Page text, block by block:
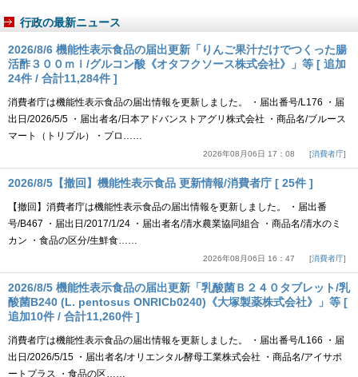
行政の最新ニュース
2026/8/6 機能性表示食品の届出更新「りんご果汁だけでつくった腸
活酢３００ｍｌ/グルコン酸《オタフクソース株式会社》」等 [ 追加
24件 / 合計11,284件 ]
消費者庁は機能性表示食品の届出情報を更新しました。 ・届出番号/L176 ・届
出日/2026/5/5 ・届出者名/日本アドバンストアグリ株式会社 ・商品名/ブルース
マート（トリプル）・プロ……
2026年08月06日 17：08 消費者庁
2026/8/5【撤回】機能性表示食品 更新情報/消費者庁 [ 25件 ]
【撤回】消費者庁は機能性表示食品の届出情報を更新しました。 ・届出番
号/B467 ・届出日/2017/1/24 ・届出者名/清水農業協同組合 ・商品名/清水のミ
カン ・食品の区分/生鮮食……
2026年08月06日 16：47 消費者庁
2026/8/5 機能性表示食品の届出更新「乳酸菌Ｂ２４０タブレット/乳
酸菌B240 (L. pentosus ONRICb0240)《大塚製薬株式会社》」等 [
追加10件 / 合計11,260件 ]
消費者庁は機能性表示食品の届出情報を更新しました。 ・届出番号/L166 ・届
出日/2026/5/15 ・届出者名/オリエンタル酵母工業株式会社 ・商品名/アイサポ
ートプラス ・食品の区……